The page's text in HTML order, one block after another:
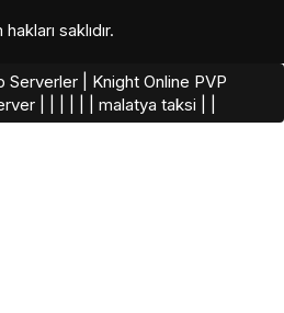
saklıdır.
Serverler
Knight Online PVP
malatya taksi